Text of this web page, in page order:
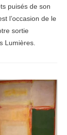
puisés de son
l’occasion de le
sortie
Lumières.